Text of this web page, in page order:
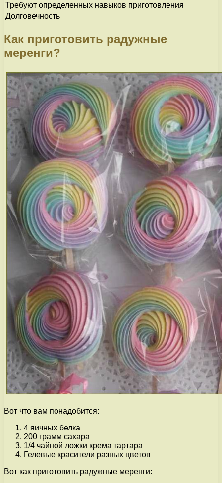
Требуют определенных навыков приготовления
Долговечность
Как приготовить радужные
меренги?
Вот что вам понадобится:
4 яичных белка
200 грамм сахара
1/4 чайной ложки крема тартара
Гелевые красители разных цветов
Вот как приготовить радужные меренги: